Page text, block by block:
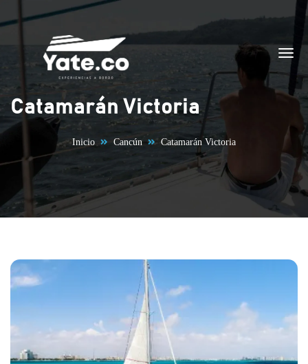
Saltar al contenido
Catamarán Victoria
Inicio Cancún Catamarán Victoria